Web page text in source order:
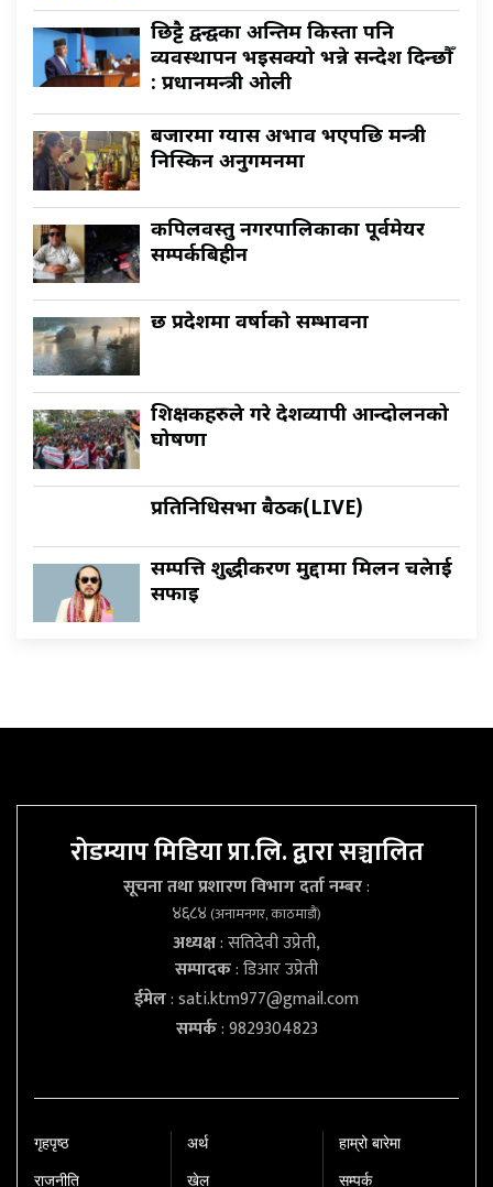
छिट्टै द्वन्द्वका अन्तिम किस्ता पनि
व्यवस्थापन भइसक्यो भन्ने सन्देश दिन्छौँ
: प्रधानमन्त्री ओली
बजारमा ग्यास अभाव भएपछि मन्त्री
निस्किन अनुगमनमा
कपिलवस्तु नगरपालिकाका पूर्वमेयर
सम्पर्कबिहीन
छ प्रदेशमा वर्षाकाे सम्भावना
शिक्षकहरुले गरे देशव्यापी आन्दोलनको
घोषणा
प्रतिनिधिसभा बैठक(LIVE)
सम्पत्ति शुद्धीकरण मुद्दामा मिलन चक्रेलाई
सफाइ
रोडम्याप मिडिया प्रा.लि. द्वारा सञ्चालित
सूचना तथा प्रशारण विभाग दर्ता नम्बर:
४६८४(अनामनगर, काठमाडौं)
अध्यक्ष: सतिदेवी उप्रेती,
सम्पादक: डिआर उप्रेती
ईमेल:sati.ktm977@gmail.com
सम्पर्क: 9829304823
गृहपृष्‍ठ
राजनीति
अर्थ
खेल
हाम्रो बारेमा
सम्पर्क